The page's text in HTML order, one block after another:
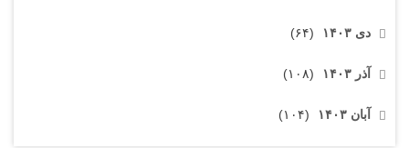
دی ۱۴۰۳ (۶۴)
آذر ۱۴۰۳ (۱۰۸)
آبان ۱۴۰۳ (۱۰۴)